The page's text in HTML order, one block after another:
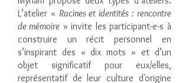
L’atelier « Racines et identités : rencontre
de mémoire » invite les participant-e-s à
construire un récit personnel en
s’inspirant des « dix mots » et d’un
objet significatif pour eux/elles,
représentatif de leur culture d'origine